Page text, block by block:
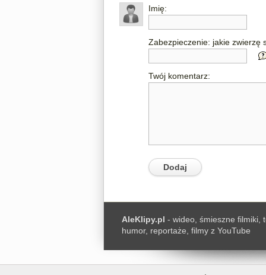
Imię:
Zabezpieczenie: jakie zwierzę
Twój komentarz:
AleKlipy.pl - wideo, śmieszne filmiki,
humor, reportaże, filmy z YouTube